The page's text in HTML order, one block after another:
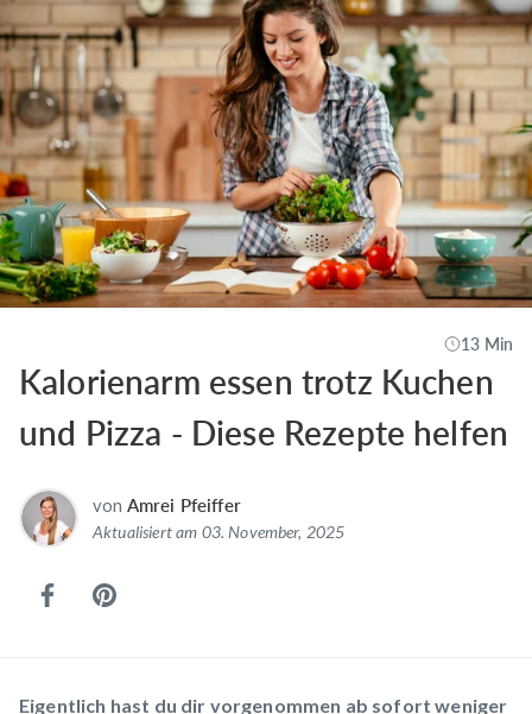
13 Min
Kalorienarm essen trotz Kuchen
und Pizza - Diese Rezepte helfen
von Amrei Pfeiffer
Aktualisiert am 03. November, 2025
Eigentlich hast du dir vorgenommen ab sofort weniger